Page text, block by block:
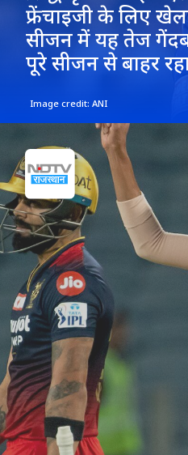
फ्रेंचाइजी के लिए
सीजन में यह तेज
पूरे सीजन से बाहर
Image credit: ANI